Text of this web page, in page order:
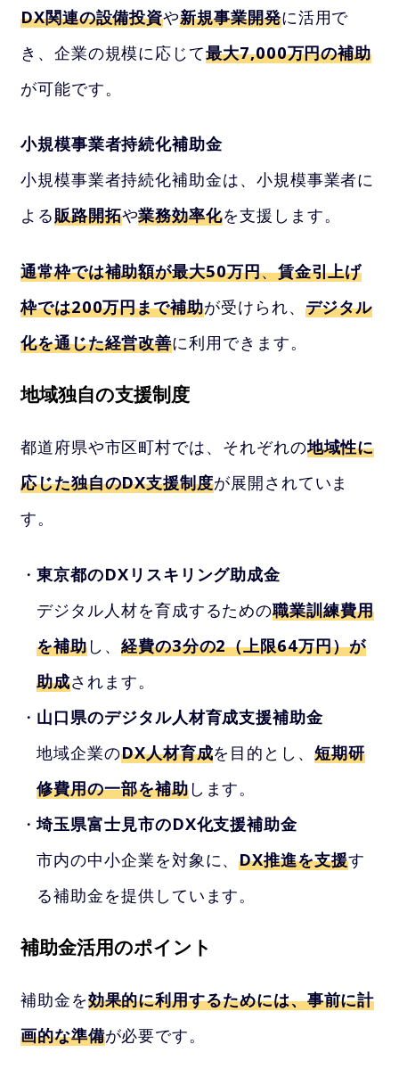
DX関連の設備投資や新規事業開発に活用で
き、企業の規模に応じて最大7,000万円の補助
が可能です。
小規模事業者持続化補助金
小規模事業者持続化補助金は、小規模事業者に
よる販路開拓や業務効率化を支援します。
通常枠では補助額が最大50万円、賃金引上げ
枠では200万円まで補助が受けられ、 デジタル
化を通じた経営改善に利用できます。
地域独自の支援制度
都道府県や市区町村では、それぞれの地域性に
応じた独自のDX支援制度が展開されていま
す。
東京都のDXリスキリング助成金
デジタル人材を育成するための職業訓練費用
を補助し、 経費の3分の2（上限64万円）が
助成されます。
山口県のデジタル人材育成支援補助金
地域企業のDX人材育成を目的とし、 短期研
修費用の一部を補助します。
埼玉県富士見市のDX化支援補助金
市内の中小企業を対象に、DX推進を支援す
る補助金を提供しています。
補助金活用のポイント
補助金を効果的に利用するためには、事前に計
画的な準備が必要です。